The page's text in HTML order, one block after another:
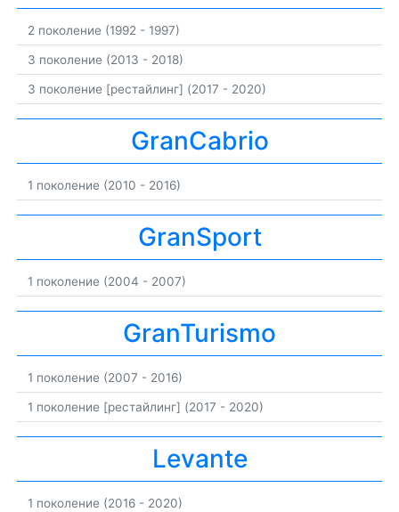
2 поколение (1992 - 1997)
3 поколение (2013 - 2018)
3 поколение [рестайлинг] (2017 - 2020)
GranCabrio
1 поколение (2010 - 2016)
GranSport
1 поколение (2004 - 2007)
GranTurismo
1 поколение (2007 - 2016)
1 поколение [рестайлинг] (2017 - 2020)
Levante
1 поколение (2016 - 2020)